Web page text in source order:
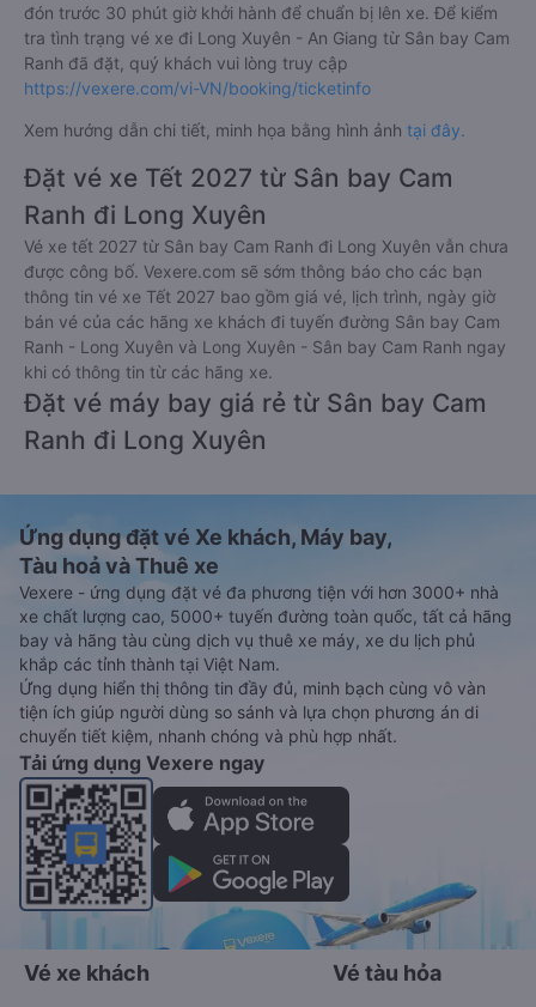
đón trước 30 phút giờ khởi hành để chuẩn bị lên xe. Để kiểm
tra tình trạng vé xe đi Long Xuyên - An Giang từ Sân bay Cam
Ranh đã đặt, quý khách vui lòng truy cập
https://vexere.com/vi-VN/booking/ticketinfo
Xem hướng dẫn chi tiết, minh họa bằng hình ảnh tại đây.
Đặt vé xe Tết 2027 từ Sân bay Cam
Ranh đi Long Xuyên
Vé xe tết 2027 từ Sân bay Cam Ranh đi Long Xuyên vẫn chưa
được công bố. Vexere.com sẽ sớm thông báo cho các bạn
thông tin vé xe Tết 2027 bao gồm giá vé, lịch trình, ngày giờ
bán vé của các hãng xe khách đi tuyến đường Sân bay Cam
Ranh - Long Xuyên và Long Xuyên - Sân bay Cam Ranh ngay
khi có thông tin từ các hãng xe.
Đặt vé máy bay giá rẻ từ Sân bay Cam
Ranh đi Long Xuyên
Ứng dụng đặt vé Xe khách, Máy bay,
Tàu hoả và Thuê xe
Vexere - ứng dụng đặt vé đa phương tiện với hơn 3000+ nhà
xe chất lượng cao, 5000+ tuyến đường toàn quốc, tất cả hãng
bay và hãng tàu cùng dịch vụ thuê xe máy, xe du lịch phủ
khắp các tỉnh thành tại Việt Nam.
Ứng dụng hiển thị thông tin đầy đủ, minh bạch cùng vô vàn
tiện ích giúp người dùng so sánh và lựa chọn phương án di
chuyển tiết kiệm, nhanh chóng và phù hợp nhất.
Tải ứng dụng Vexere ngay
Vé xe khách Vé tàu hỏa